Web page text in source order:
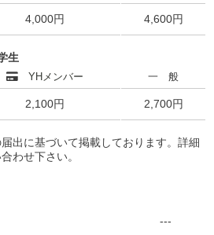
4,000円 4,600円
生
YHメンバー 一 般
2,100円 2,700円
出に基づいて掲載しております。詳細
わせ下さい。
---